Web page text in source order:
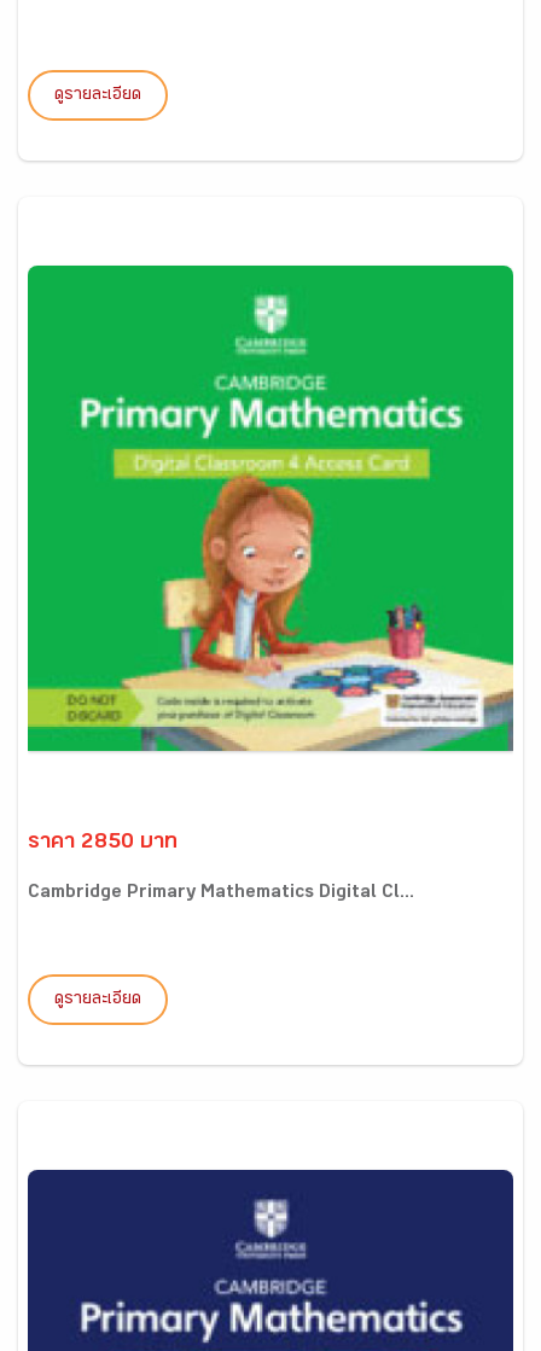
ดูรายละเอียด
ราคา 2850 บาท
Cambridge Primary Mathematics Digital Cl...
ดูรายละเอียด